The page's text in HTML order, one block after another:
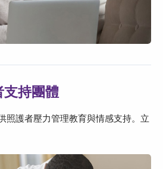
持團體
照護者壓力管理教育與情感支持。立